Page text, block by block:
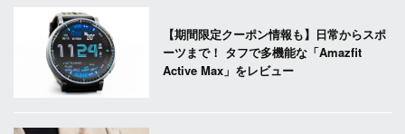
【期間限定クーポン情報も】日常からスポ
ーツまで！ タフで多機能な「Amazfit
Active Max」をレビュー